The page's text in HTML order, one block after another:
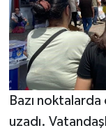
Bazı
uzadı.